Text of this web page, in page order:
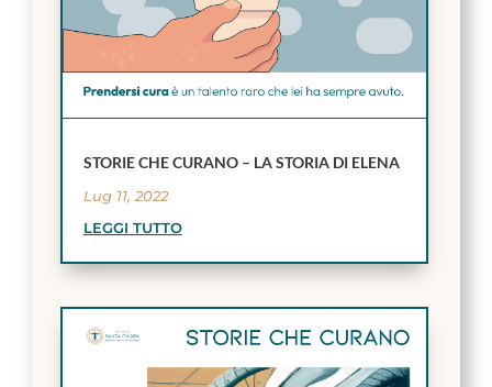
STORIE CHE CURANO – LA STORIA DI ELENA
Lug 11, 2022
LEGGI TUTTO